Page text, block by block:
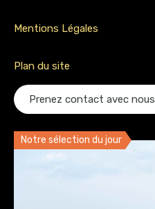
Mentions Légales
Plan du site
Prenez contact avec nous
Notre sélection du jour